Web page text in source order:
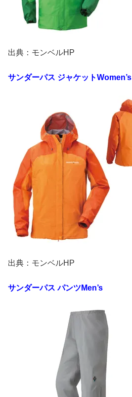
出典：モンベルHP
サンダーパス ジャケットWomen’s
出典：モンベルHP
サンダーパス パンツ Men’s